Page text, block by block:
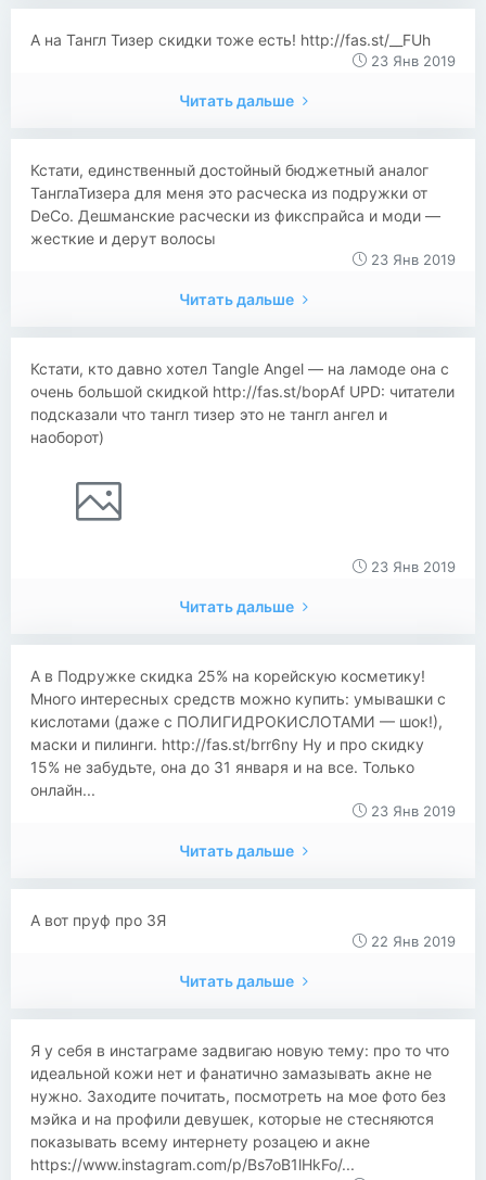
А на Тангл Тизер скидки тоже есть! http://fas.st/__FUh
23 Янв 2019
Читать дальше
Кстати, единственный достойный бюджетный аналог
ТанглаТизера для меня это расческа из подружки от
DeCo. Дешманские расчески из фикспрайса и моди —
жесткие и дерут волосы
23 Янв 2019
Читать дальше
Кстати, кто давно хотел Tangle Angel — на ламоде она с
очень большой скидкой http://fas.st/bopAf UPD: читатели
подсказали что тангл тизер это не тангл ангел и
наоборот)
23 Янв 2019
Читать дальше
А в Подружке скидка 25% на корейскую косметику!
Много интересных средств можно купить: умывашки с
кислотами (даже с ПОЛИГИДРОКИСЛОТАМИ — шок!),
маски и пилинги. http://fas.st/brr6ny Ну и про скидку
15% не забудьте, она до 31 января и на все. Только
онлайн...
23 Янв 2019
Читать дальше
А вот пруф про ЗЯ
22 Янв 2019
Читать дальше
Я у себя в инстаграме задвигаю новую тему: про то что
идеальной кожи нет и фанатично замазывать акне не
нужно. Заходите почитать, посмотреть на мое фото без
мэйка и на профили девушек, которые не стесняются
показывать всему интернету розацею и акне
https://www.instagram.com/p/Bs7oB1lHkFo/...